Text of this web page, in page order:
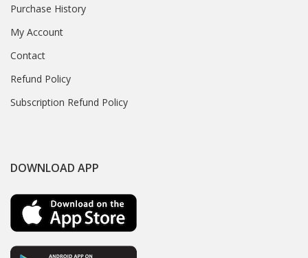
Purchase History
My Account
Contact
Refund Policy
Subscription Refund Policy
DOWNLOAD APP